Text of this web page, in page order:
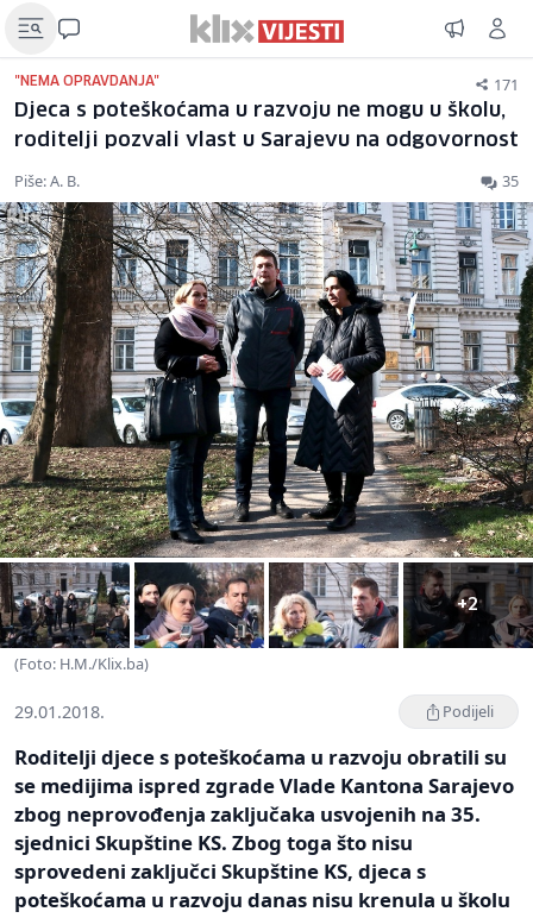
"NEMA OPRAVDANJA" 171
Djeca s poteškoćama u razvoju ne mogu u školu,
roditelji pozvali vlast u Sarajevu na odgovornost
Piše: A. B. 35
+2
(Foto: H.M./Klix.ba)
29.01.2018. Podijeli
Roditelji djece s poteškoćama u razvoju obratili su
se medijima ispred zgrade Vlade Kantona Sarajevo
zbog neprovođenja zaključaka usvojenih na 35.
sjednici Skupštine KS. Zbog toga što nisu
sprovedeni zaključci Skupštine KS, djeca s
poteškoćama u razvoju danas nisu krenula u školu